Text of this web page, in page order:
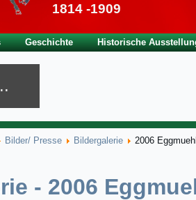
1814 -1909
Geschichte Historische
Bilder/ Presse Bildergalerie 2006
- 2006